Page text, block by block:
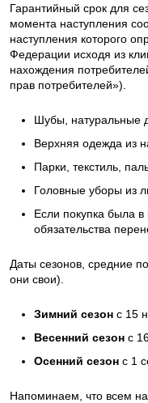
Гарантийный срок для
момента наступления
наступления которого
Федерации исходя из
нахождения
прав потребителей»).
Шубы, натуральные
Верхняя одежда из
Парки, текстиль,
Головные уборы из
Если покупка была в
обязательства
Даты сезонов, средние
они свои).
Зимний сезон с 15
Весенний сезон с
Осенний сезон с 1
Напоминаем, что всем